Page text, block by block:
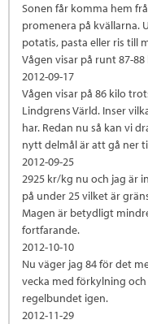
Sonen får komma hem
promenera på kvällarna.
potatis, pasta eller ris till
Vågen visar på runt 87-88
2012-09-17
Vågen visar på 86 kilo
Lindgrens Värld. Inser
har. Redan nu så kan vi
nytt delmål är att gå ner
2012-09-25
2925 kr/kg nu och jag är
på under 25 vilket är
Magen är betydligt
fortfarande.
2012-10-10
Nu väger jag 84 för det
vecka med förkylning
regelbundet igen.
2012-11-29